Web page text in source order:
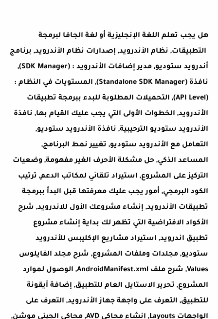
هل يجب تعلم اللغة الإنجليزية أو لغة الجافا لبرمجة
التطبيقات, نظام الأندرويد, إصدارات نظام الأندرويد, برنامج
أندرويد ستوديو, مدير إضافات الأندرويد : (SDK Manager),
نافذة (Standalone SDK Manager), المستويات في النظام :
(API Level), التحميلات المطلوبة للبدء ببرمجة تطبيقات
الأندرويد, الخطوات الأولى التي يجب عليك القيام بها, نافذة
الأندرويد ستوديو الترحيبية, نافذة الأندرويد ستوديو,
التعامل مع الأندرويد ستوديو, تغيير نمط البرنامج,
المساعد الذكي, حل مشكلة الأحرف الغير مفهومة, وضعيات
التركيز على المشروع, استيراد تلقائي لمكاتب الدعم, ترتيب
الكود البرمجي, أمور يجب عليك معرفتها قبل البدأ ببرمجة
تطبيقات الأندرويد, إنشاء مشروعك الأول للاندرويد, شرح
الأكواد الافتراضية التي تظهر لك بداية إنشاء مشروع
تطبيق اندرويد, استيراد مشاريع الإكليبس للأندرويد
ستوديو, مجلدات وملفات المشروع, شرح مجلد الفايلوس
Values, شرح ملف AndroidManifest.xml, الوصول لموارد
المشروع, تحرير الاستايل العام للتطبيق, إضافة أيقونة
للتطبيق, التعرف على واجهة جهاز الأندرويد, التعرف على
الواجهات Layouts, إنشاء محاكي AVD, محاكي الجيني موشن,